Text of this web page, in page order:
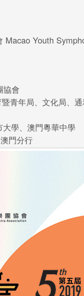
Macao Youth
協會
青年局、文化局、
學、澳門粵華中學
門分行